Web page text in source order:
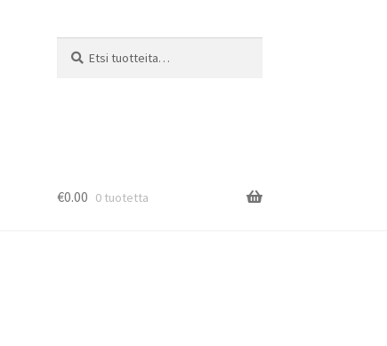
€0.00 0 tuotetta